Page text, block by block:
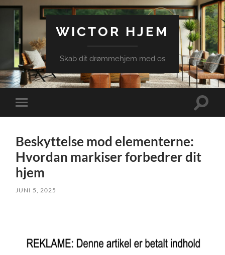
WICTOR HJEM
Skab dit drømmehjem med os
Toggle
mobile
Toggle
Beskyttelse mod elementerne:
Hvordan markiser forbedrer dit
hjem
JUNI 5, 2025